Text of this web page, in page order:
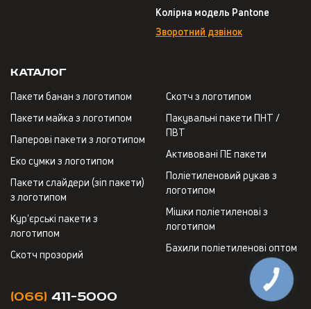
Колірна модель Pantone
Зворотний дзвінок
Каталог
Пакети банан з логотипом
Пакети майка з логотипом
Паперові пакети з логотипом
Еко сумки з логотипом
Пакети слайдери (зіп пакети)
з логотипом
Кур'єрські пакети з
логотипом
Скотч прозорий
Скотч з логотипом
Пакувальні пакети ПНТ /
ПВТ
Активовані ПЕ пакети
Поліетиленовий рукав з
логотипом
Мішки поліетиленові з
логотипом
Бахили поліетиленові оптом
(066) 411-5000